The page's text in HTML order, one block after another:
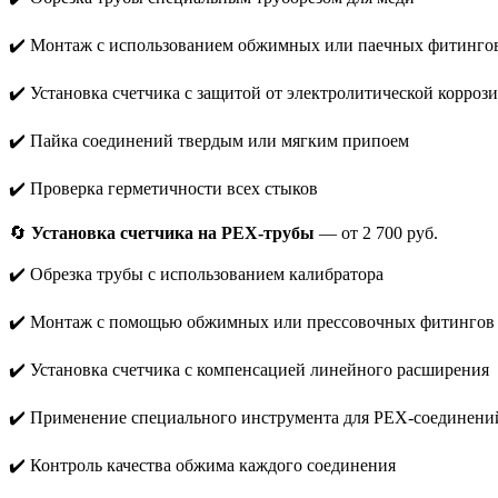
✔️ Монтаж с использованием обжимных или паечных
✔️ Установка счетчика с защитой от электролитической
✔️ Пайка соединений твердым или мягким припоем
✔️ Проверка герметичности всех стыков
🔄 Установка счетчика на PEX-трубы — от 2 700 руб.
✔️ Обрезка трубы с использованием калибратора
✔️ Монтаж с помощью обжимных или прессовочных фитингов
✔️ Установка счетчика с компенсацией линейного расширения
✔️ Применение специального инструмента для PEX-
✔️ Контроль качества обжима каждого соединения